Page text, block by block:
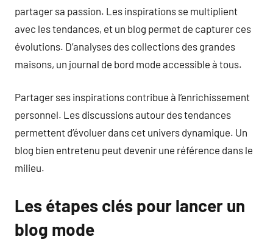
partager sa passion. Les inspirations se multiplient
avec les tendances, et un blog permet de capturer ces
évolutions. D’analyses des collections des grandes
maisons, un journal de bord mode accessible à tous.
Partager ses inspirations contribue à l’enrichissement
personnel. Les discussions autour des tendances
permettent d’évoluer dans cet univers dynamique. Un
blog bien entretenu peut devenir une référence dans le
milieu.
Les étapes clés pour lancer un
blog mode